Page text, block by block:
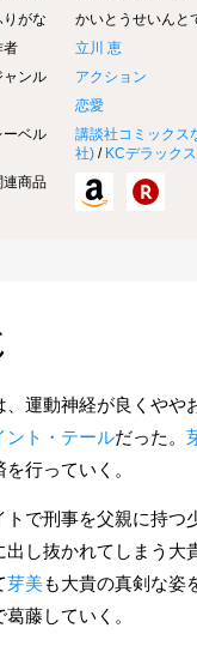
りがな
かいとうせいんと
者
立川 恵
ャンル
アクション
恋愛
ーベル
講談社コミックス
社) / KCデラック
連商品
、運動神経が良くやや
ント・テールだった。
行っていく。
で刑事を父親に持つ
し抜かれてしまう
芽美も大貴の真剣な姿
藤していく。